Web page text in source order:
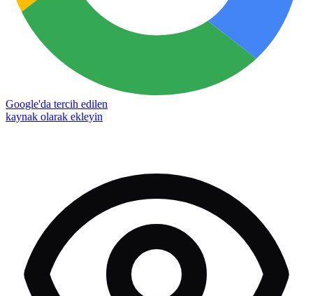
Google'da tercih edilen
kaynak olarak ekleyin